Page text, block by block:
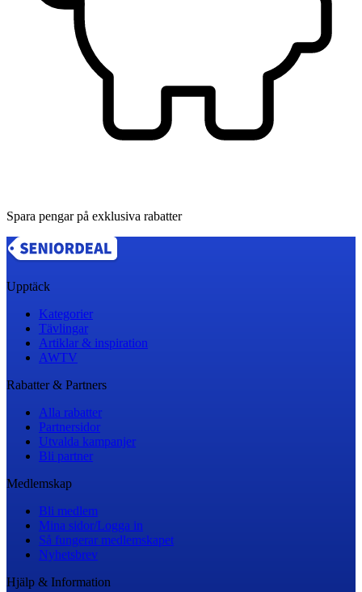
Spara pengar på exklusiva rabatter
Upptäck
Kategorier
Tävlingar
Artiklar & inspiration
AWTV
Rabatter & Partners
Alla rabatter
Partnersidor
Utvalda kampanjer
Bli partner
Medlemskap
Bli medlem
Mina sidor/Logga in
Så fungerar medlemskapet
Nyhetsbrev
Hjälp & Information